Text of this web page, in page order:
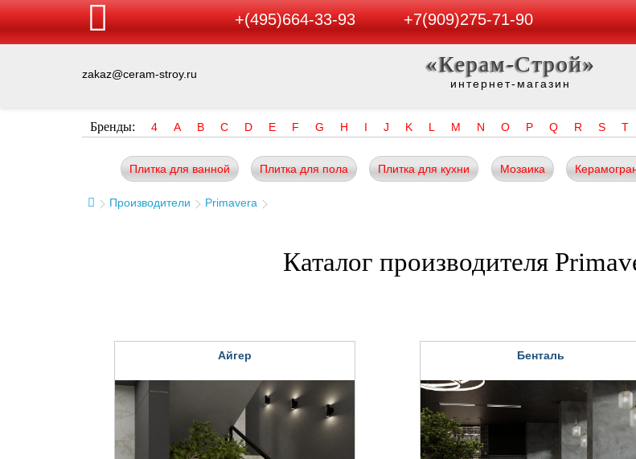
+(495)664-33-93 +7(909)275-71-90
zakaz@ceram-stroy.ru «Керам-Строй»
интернет-магазин
Бренды: 4 A B C D E F G H I J K L M N O P Q R S T
Плитка для ванной Плитка для пола Плитка для кухни Мозаика
Производители Primavera
Каталог производителя
Айгер Бенталь